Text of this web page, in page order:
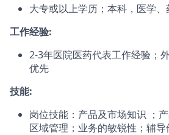
大专或以上学历；本科，医学
工作经验:
2-3年医院医药代表工作经验；
优先
技能:
岗位技能：产品及市场知识 ；
区域管理；业务的敏锐性；辅导